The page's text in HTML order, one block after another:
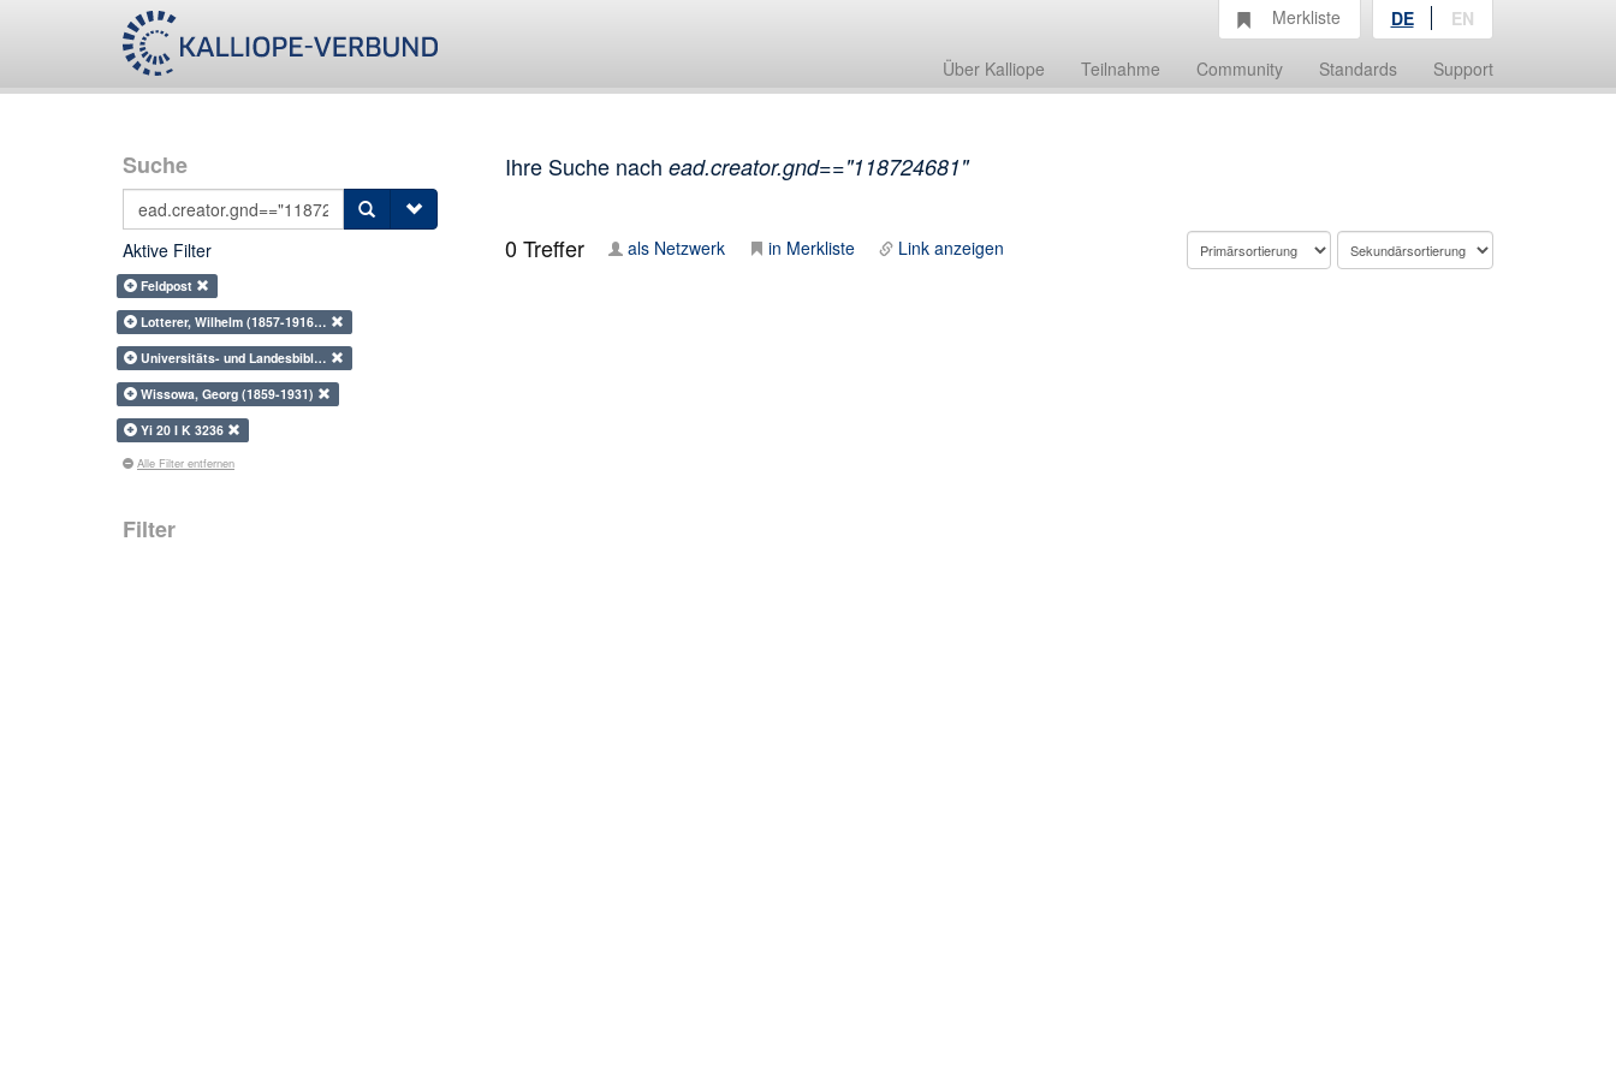
Über Kalliope Teilnahme Community Standards Support
Merkliste DE EN
Suche
Aktive Filter
Feldpost
Lotterer, Wilhelm (1857-1916…
Universitäts- und Landesbibl…
Wissowa, Georg (1859-1931)
Yi 20 I K 3236
Alle Filter entfernen
Filter
Ihre Suche nach ead.creator.gnd=="118724681"
0Treffer als Netzwerk in Merkliste Link anzeigen